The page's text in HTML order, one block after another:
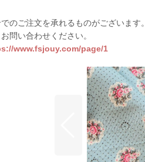
のご注文を承れるものがございます。
問い合わせください。
www.fsjouy.com/page/1